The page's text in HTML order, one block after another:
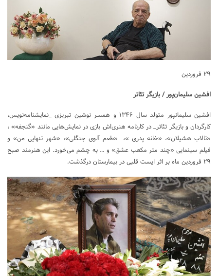
۲۹ فروردین
افشین سلیمان‌پور / بازیگر تئاتر
افشین سلیمانپور متولد سال ۱۳۴۶ و همسر نوشین تبریزی _نمایشنامه‌نویس،
کارگردان و بازیگر تئاتر_ در کارنامه هنری‌اش بازی در نمایش‌هایی مانند «گنجفه» ،
«تالاب هشیلان»، «خانه پدری »، «طعم آلوی جنگلی»، «شهر تنهایی من» و
فیلم سینمایی «چند متر مکعب عشق» و … به چشم می‌خورد. این هنرمند صبح
۲۹ فروردین ماه بر اثر ایست قلبی در بیمارستان درگذشت.